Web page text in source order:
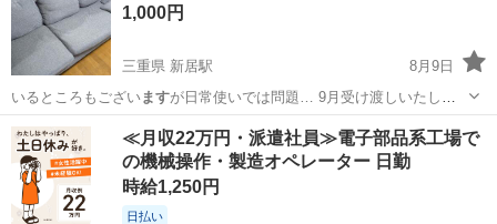
1,000円
三重県 新居駅
8月9日
いるところもございますが日常使いでは問題… 9月受け渡しいたし
す。
三重 伊賀市 新居駅 ソファ
≪月収22万円・派遣社員≫電子部品系工場で
の機械操作・製造オペレーター 日勤
時給1,250円
日払い